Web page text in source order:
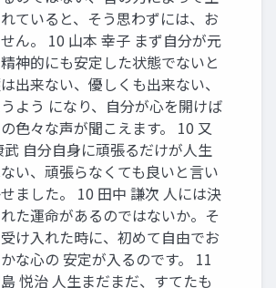
ていると、そう思わずには、お
ん。 10 山本 幸子 まず自分が元
神的にも安定した状態でないと
出来ない、優しくも出来ない、
よう になり、自分が心を開けば
色々な声が聞こえます。 10 又
武 自分自身に頑張るだけが人生
い、頑張らなくても良いと言い
ました。 10 田中 謙次 人には決
た運命があるのではないか。そ
け入れた時に、初めて自由でお
な心の 安定が入るのです。 11
悦治 人生まだまだ、すてたも